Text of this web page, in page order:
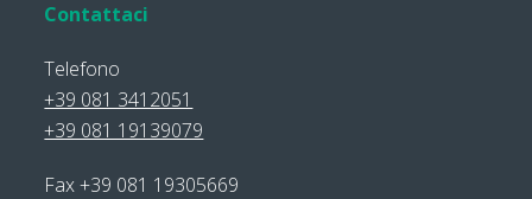
Contattaci
Telefono
+39 081 3412051
+39 081 19139079
Fax +39 081 19305669